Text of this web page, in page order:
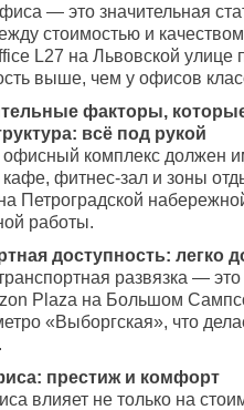
— это значительная
стоимостью и
L27 на Львовской
выше, чем у офисов
факторы, которые
всё под рукой
комплекс должен
кафе, фитнес-зал и зоны
Петроградской
работы.
доступность: легко
развязка —
Plaza на Большом
«Выборгская», что
престиж и комфорт
влияет не только на